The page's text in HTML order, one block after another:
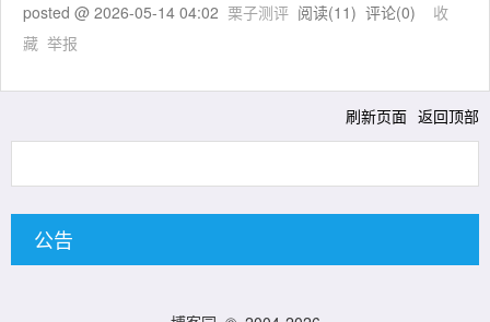
posted @ 2026-05-14 04:02 栗子测评 阅读(11) 评论(0) 收
藏 举报
刷新页面 返回顶部
公告